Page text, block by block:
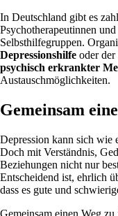
In Deutschland gibt es
Psychotherapeutinnen
Selbsthilfegruppen.
Depressionshilfe oder der
psychisch erkrankter
Austauschmöglichkeiten.
Gemeinsam
Depression kann sich wie
Doch mit Verständnis,
Beziehungen nicht nur
Entscheidend ist, ehrlich
dass es gute und
Gemeinsam einen Weg